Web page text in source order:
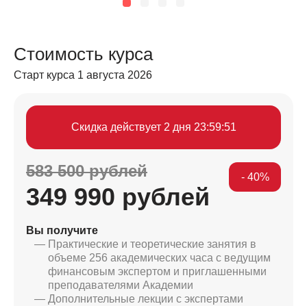
Стоимость курса
Старт курса 1 августа 2026
Скидка действует 2 дня 23:59:48
583 500 рублей
349 990 рублей
- 40%
Вы получите
Практические и теоретические занятия в
объеме 256 академических часа с ведущим
финансовым экспертом и приглашенными
преподавателями Академии
Дополнительные лекции с экспертами